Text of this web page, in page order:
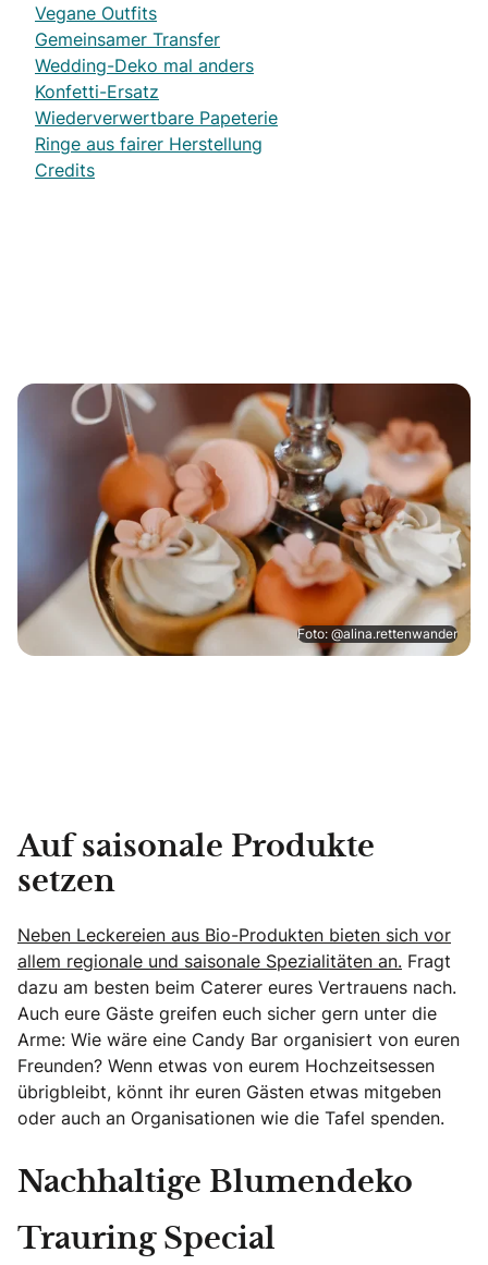
Vegane Outfits
Gemeinsamer Transfer
Wedding-Deko mal anders
Konfetti-Ersatz
Wiederverwertbare Papeterie
Ringe aus fairer Herstellung
Credits
Foto: @alina.rettenwander
Auf saisonale Produkte
setzen
Neben Leckereien aus Bio-Produkten bieten sich vor
allem regionale und saisonale Spezialitäten an. Fragt
dazu am besten beim Caterer eures Vertrauens nach.
Auch eure Gäste greifen euch sicher gern unter die
Arme: Wie wäre eine Candy Bar organisiert von euren
Freunden? Wenn etwas von eurem Hochzeitsessen
übrigbleibt, könnt ihr euren Gästen etwas mitgeben
oder auch an Organisationen wie die Tafel spenden.
Nachhaltige Blumendeko
Trauring Special